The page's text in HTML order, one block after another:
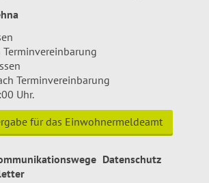
Terminvereinbarung
Uhr.
für das Einwohnermeldeamt
Datenschutz